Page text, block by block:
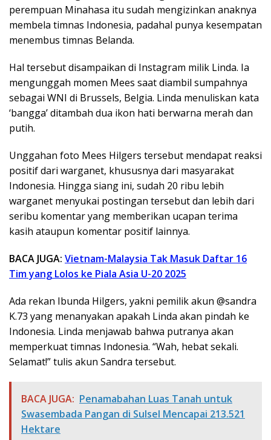
perempuan Minahasa itu sudah mengizinkan anaknya
membela timnas Indonesia, padahal punya kesempatan
menembus timnas Belanda.
Hal tersebut disampaikan di Instagram milik Linda. Ia
mengunggah momen Mees saat diambil sumpahnya
sebagai WNI di Brussels, Belgia. Linda menuliskan kata
‘bangga’ ditambah dua ikon hati berwarna merah dan
putih.
Unggahan foto Mees Hilgers tersebut mendapat reaksi
positif dari warganet, khususnya dari masyarakat
Indonesia. Hingga siang ini, sudah 20 ribu lebih
warganet menyukai postingan tersebut dan lebih dari
seribu komentar yang memberikan ucapan terima
kasih ataupun komentar positif lainnya.
BACA JUGA: Vietnam-Malaysia Tak Masuk Daftar 16
Tim yang Lolos ke Piala Asia U-20 2025
Ada rekan Ibunda Hilgers, yakni pemilik akun @sandra
K.73 yang menanyakan apakah Linda akan pindah ke
Indonesia. Linda menjawab bahwa putranya akan
memperkuat timnas Indonesia. “Wah, hebat sekali.
Selamat!” tulis akun Sandra tersebut.
BACA JUGA: Penamabahan Luas Tanah untuk
Swasembada Pangan di Sulsel Mencapai 213.521
Hektare